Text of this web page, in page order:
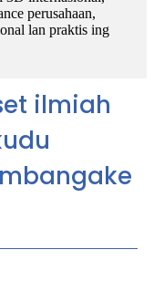
perusahaan,
lan praktis ing
ilmiah